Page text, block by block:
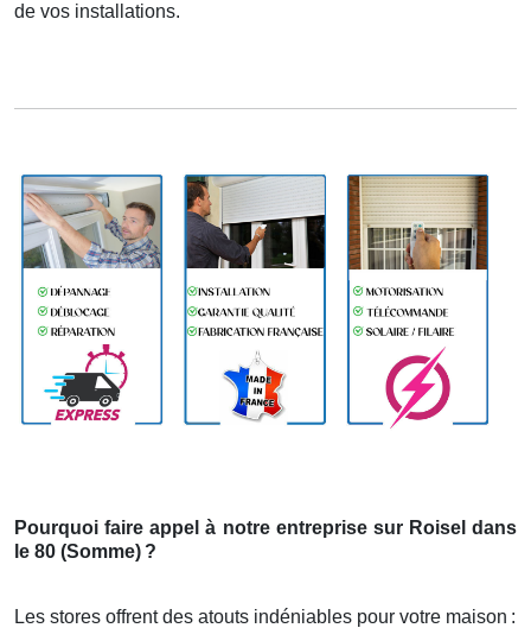
de vos installations.
Pourquoi faire appel à notre entreprise sur Roisel dans
le 80 (Somme) ?
Les stores offrent des atouts indéniables pour votre maison :